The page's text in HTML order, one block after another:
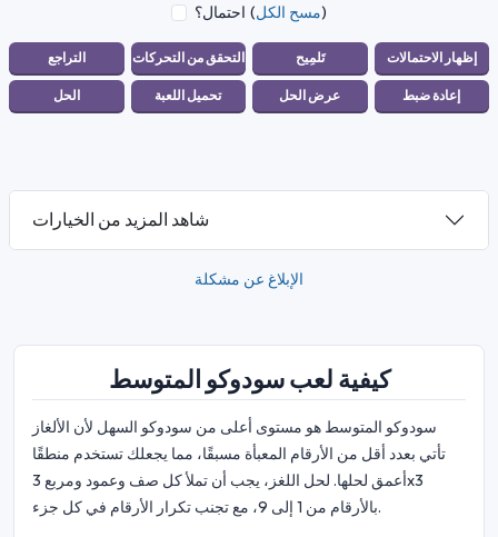
احتمال؟ (مسح الكل)
شاهد المزيد من الخيارات
الإبلاغ عن مشكلة
كيفية لعب سودوكو المتوسط
سودوكو المتوسط هو مستوى أعلى من سودوكو السهل لأن الألغاز
تأتي بعدد أقل من الأرقام المعبأة مسبقًا، مما يجعلك تستخدم منطقًا
أعمق لحلها. لحل اللغز، يجب أن تملأ كل صف وعمود ومربع 3x3
بالأرقام من 1 إلى 9، مع تجنب تكرار الأرقام في كل جزء.